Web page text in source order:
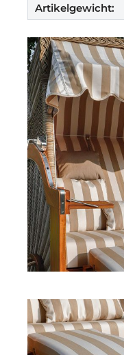
Artikelgewicht: